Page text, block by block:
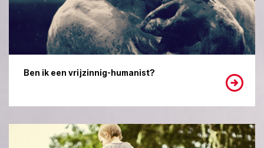
Ben ik een vrijzinnig-humanist?